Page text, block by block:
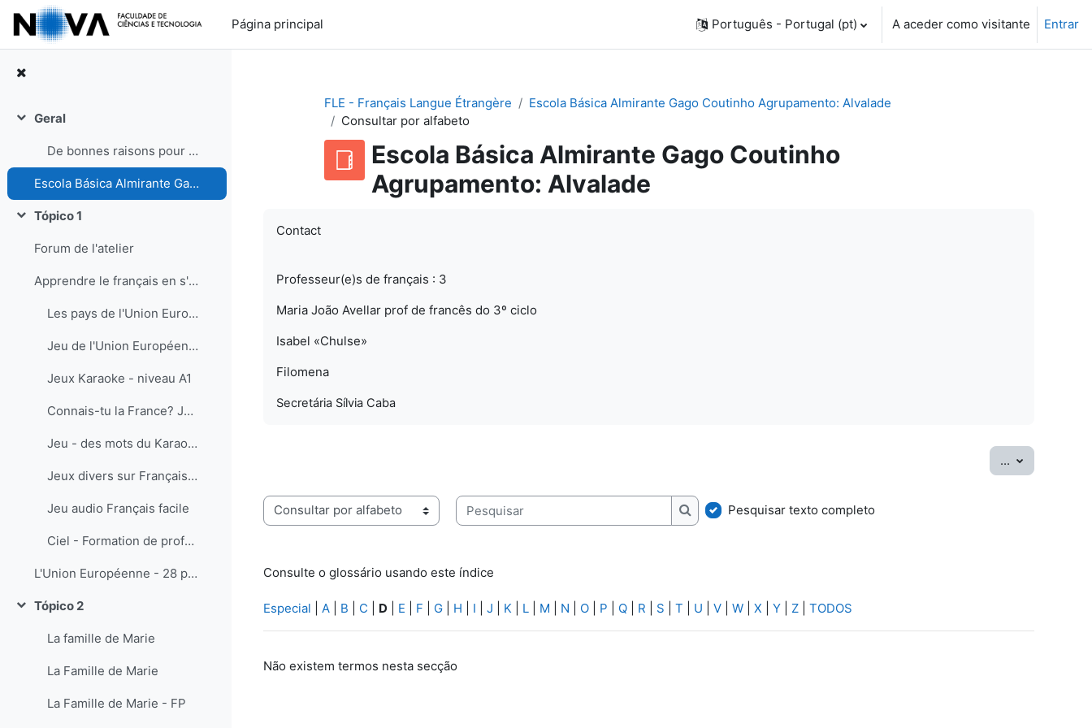
Ir para o conteúdo principal
Página principal
Português - Portugal ‎(pt)‎ A aceder como visitante Entrar
Contrair
Geral
De bonnes raisons pour apprendre le français - En ligne Vizavi
Escola Básica Almirante Gago Coutinho Agrupamento: Alvalade
Contrair
Tópico 1
Forum de l'atelier
Apprendre le français en s'amusant : informations et liens
Les pays de l'Union Européenne - carte interactive (avant l'entrée de la Croatie)
Jeu de l'Union Européenne sur l'U. E. Le coin des enfants /des enseignants
Jeux Karaoke - niveau A1
Connais-tu la France? Jeux pour mieux la connaître. Les régions, les rois de France, etc.
Jeu - des mots du Karaoke
Jeux divers sur Français facile
Jeu audio Français facile
Ciel - Formation de professeurs de FLE - activités pédagogiques multimédia
L'Union Européenne - 28 pays (1er juillet 2013)
Contrair
Tópico 2
La famille de Marie
La Famille de Marie
La Famille de Marie - FP
FLE - Français Langue Étrangère
Escola Básica Almirante Gago Coutinho Agrupamento: Alvalade
Consultar por alfabeto
Escola Básica Almirante Gago Coutinho
Agrupamento: Alvalade
Contact
Professeur(e)s de français : 3
Maria João Avellar prof de francês do 3º ciclo
Isabel «Chulse»
Filomena
Secretária Sílvia Caba
... Exportar
Consulte o glossário usando este índice
Pesquisar
Pesquisar
Pesquisar texto completo
Consulte o glossário usando este índice
Especial A B C D E F G H I J K L M N O P Q R S T U V W X Y Z TODOS
Não existem termos nesta secção